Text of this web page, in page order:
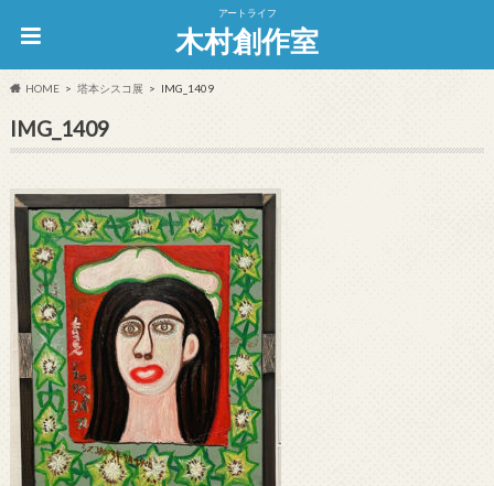
アートライフ
木村創作室
HOME 塔本シスコ展 IMG_1409
IMG_1409